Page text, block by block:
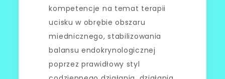
kompetencje na temat terapii
ucisku w obrębie obszaru
miednicznego, stabilizowania
balansu endokrynologicznej
poprzez prawidłowy styl